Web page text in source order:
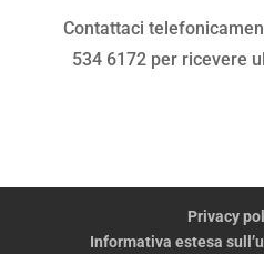
Contattaci
534 6172 per ricevere
Privacy
Informativa estesa